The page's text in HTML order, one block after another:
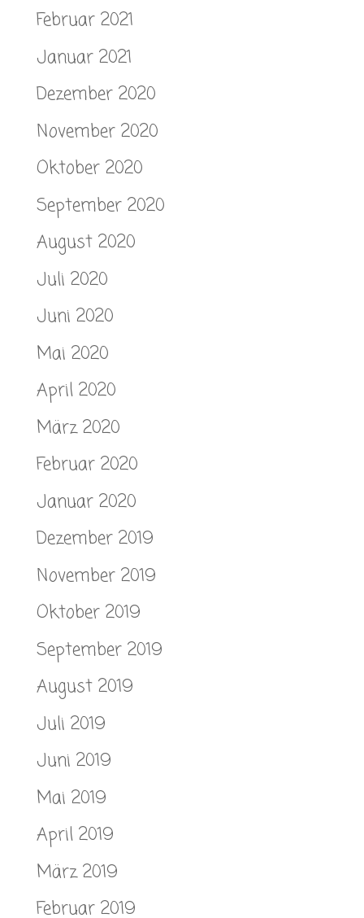
Februar 2021
Januar 2021
Dezember 2020
November 2020
Oktober 2020
September 2020
August 2020
Juli 2020
Juni 2020
Mai 2020
April 2020
März 2020
Februar 2020
Januar 2020
Dezember 2019
November 2019
Oktober 2019
September 2019
August 2019
Juli 2019
Juni 2019
Mai 2019
April 2019
März 2019
Februar 2019